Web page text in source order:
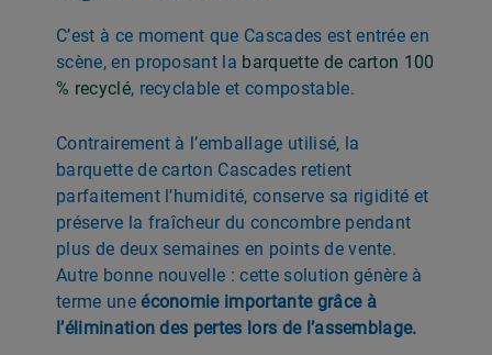
C’est à ce moment que Cascades est entrée en
scène, en proposant la barquette de carton 100
% recyclé, recyclable et compostable.
Contrairement à l’emballage utilisé, la
barquette de carton Cascades retient
parfaitement l’humidité, conserve sa rigidité et
préserve la fraîcheur du concombre pendant
plus de deux semaines en points de vente.
Autre bonne nouvelle : cette solution génère à
terme uneéconomie importante grâce à
l’élimination des pertes lors de l’assemblage.